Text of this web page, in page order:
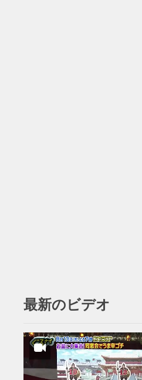
最新のビデオ